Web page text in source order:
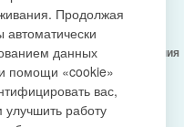
628634
www.gp-izluchinsk.ru
городского поселения
Бурич Денис Ярославович
28-13-77 , e-mail:
Продолжая
автоматически
данных
помощи «cookie»
вас,
работу